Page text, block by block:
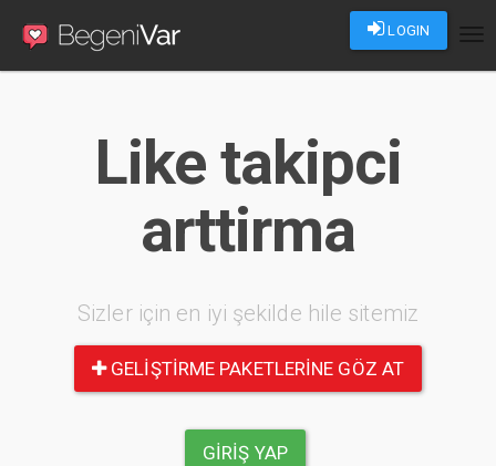
LOGIN
Like takipci
arttirma
Sizler için en iyi şekilde hile sitemiz
GELIŞTIRME PAKETLERINE GÖZ AT
GIRIŞ YAP